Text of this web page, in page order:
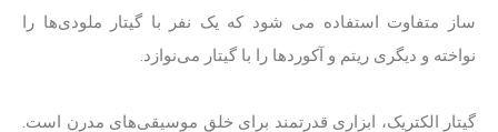
ساز متفاوت استفاده می شود که یک نفر با گیتار ملودی‌ها را
نواخته و دیگری ریتم و آکوردها را با گیتار می‌نوازد.
گیتار الکتریک، ابزاری قدرتمند برای خلق موسیقی‌های مدرن است.